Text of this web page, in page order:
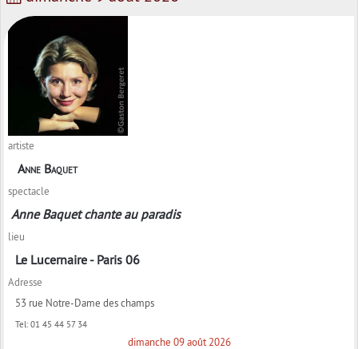
artiste
Anne Baquet
spectacle
Anne Baquet chante au paradis
lieu
Le Lucernaire - Paris 06
Adresse
53 rue Notre-Dame des champs
Tel: 01 45 44 57 34
dimanche 09 août 2026